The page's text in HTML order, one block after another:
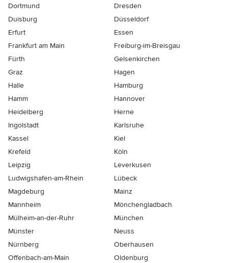
Dortmund
Dresden
Duisburg
Düsseldorf
Erfurt
Essen
Frankfurt am Main
Freiburg-im-Breisgau
Fürth
Gelsenkirchen
Graz
Hagen
Halle
Hamburg
Hamm
Hannover
Heidelberg
Herne
Ingolstadt
Karlsruhe
Kassel
Kiel
Krefeld
Köln
Leipzig
Leverkusen
Ludwigshafen-am-Rhein
Lübeck
Magdeburg
Mainz
Mannheim
Mönchen­gladbach
Mülheim-an-der-Ruhr
München
Münster
Neuss
Nürnberg
Oberhausen
Offenbach-am-Main
Oldenburg